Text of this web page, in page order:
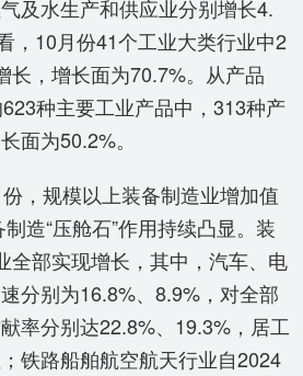
及水生产和供应业分别增长4.
，10月份41个工业大类行业中2
长，增长面为70.7%。从产品
种主要工业产品中，313种产
面为50.2%。
，规模以上装备制造业增加值
造“压舱石”作用持续凸显。装
全部实现增长，其中，汽车、电
分别为16.8%、8.9%，对全部
率分别达22.8%、19.3%，居工
铁路船舶航空航天行业自2024